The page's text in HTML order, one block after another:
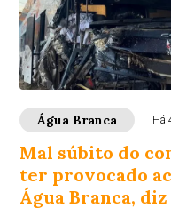
Água Branca Há
Mal súbito do
ter provocado
Água Branca, diz